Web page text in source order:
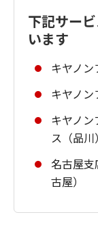
下記サー
います
キヤノ
キヤノ
キヤノ
ス（品川）
名古屋
古屋）